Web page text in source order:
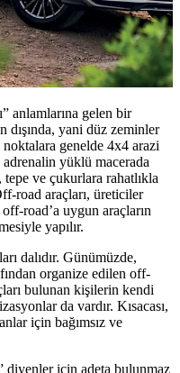
anlamlarına gelen bir
yani düz zeminler
genelde 4x4 arazi
yüklü macerada
ve çukurlara rahatlıkla
road araçları, üreticiler
road’a uygun araçların
yapılır.
dalıdır. Günümüzde,
organize edilen off-
bulunan kişilerin kendi
da vardır. Kısacası,
için bağımsız ve
için adeta bulunmaz